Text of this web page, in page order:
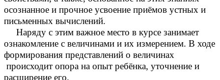
осознанное и прочное усвоение приёмов устных и
письменных вычислений.
Наряду с этим важное место в курсе занимает
ознакомление с величинами и их измерением. В ходе
формирования представлений о величинах
происходит опора на опыт ребёнка, уточнение и
расширение его.